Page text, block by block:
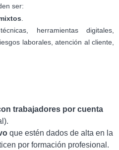
ser:
.
herramientas digitales,
laborales, atención al cliente,
trabajadores por cuenta
que estén dados de alta en la
por formación profesional.